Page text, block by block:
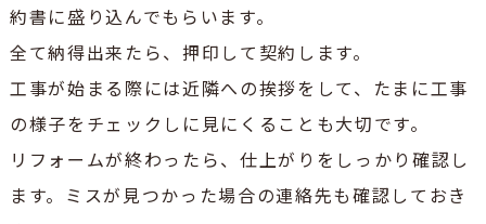
約書に盛り込んでもらいます。
全て納得出来たら、押印して契約します。
工事が始まる際には近隣への挨拶をして、たまに工事
の様子をチェックしに見にくることも大切です。
リフォームが終わったら、仕上がりをしっかり確認し
ます。ミスが見つかった場合の連絡先も確認しておき